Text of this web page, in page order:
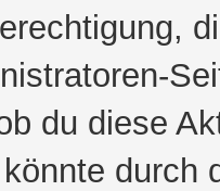
du diese
durch